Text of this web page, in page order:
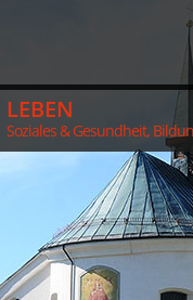
LEBEN
Soziales & Gesundheit,